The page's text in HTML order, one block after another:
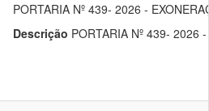
PORTARIA Nº 439- 2026 -
Descrição PORTARIA Nº 439- 2026